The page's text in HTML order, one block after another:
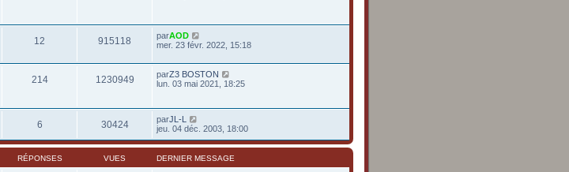
12 915118 parAOD
mer. 23 févr. 2022, 15:18
214 1230949 parZ3 BOSTON
lun. 03 mai 2021, 18:25
6 30424 parJL-L
jeu. 04 déc. 2003, 18:00
RÉPONSES VUES DERNIER MESSAGE